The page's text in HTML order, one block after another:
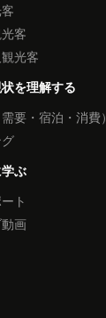
客
光客
を理解する
要・宿泊・消費）
ぶ
ト
画